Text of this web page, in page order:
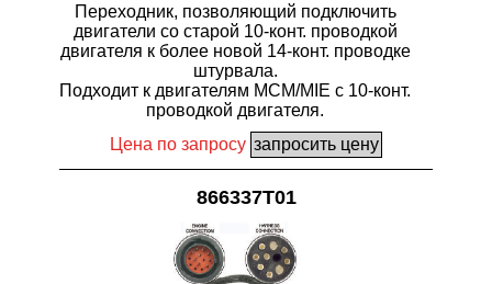
Переходник, позволяющий подключить
двигатели со старой 10-конт. проводкой
двигателя к более новой 14-конт. проводке
штурвала.
Подходит к двигателям MCM/MIE с 10-конт.
проводкой двигателя.
Цена по запросу
866337T01